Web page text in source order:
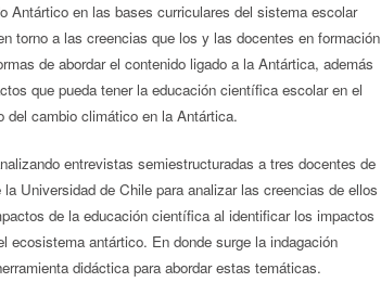
Antártico en las bases curriculares del sistema escolar
torno a las creencias que los y las docentes en formación
de abordar el contenido ligado a la Antártica, además
que pueda tener la educación científica escolar en el
del cambio climático en la Antártica.
entrevistas semiestructuradas a tres docentes de
Universidad de Chile para analizar las creencias de ellos
de la educación científica al identificar los impactos
ecosistema antártico. En donde surge la indagación
didáctica para abordar estas temáticas.